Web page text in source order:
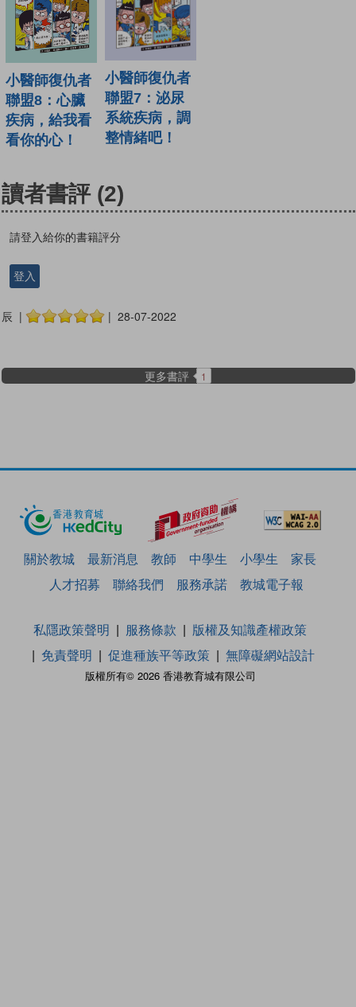
小醫師復仇者
聯盟8：心臟
疾病，給我看
看你的心！
小醫師復仇者
聯盟7：泌尿
系統疾病，調
整情緒吧！
讀者書評 (2)
請登入給你的書籍評分
登入
辰 | | 28-07-2022
更多書評 1
關於教城 最新消息 教師 中學生 小學生
家長
人才招募
聯絡我們 服務承諾 教城電子報
版權所有© 2026 香港教育城有限公司
私隱政策聲明 服務條款
版權及知識產權政策
免責聲明
促進種族平等政策 無障礙網站設計